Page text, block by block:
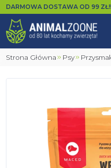
DARMOWA DOSTAWA OD 99
Strona Główna Psy